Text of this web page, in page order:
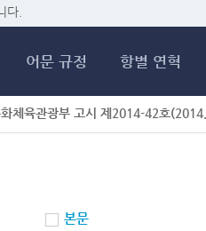
다.
어문 규정 항별 연혁
체육관광부 고시 제2014-42호
본문